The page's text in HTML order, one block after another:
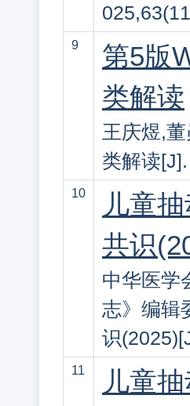
9
第5版
类解读
王庆煜,
类解读
10
儿童
共识
中华医学
志》编辑
识
11
儿童